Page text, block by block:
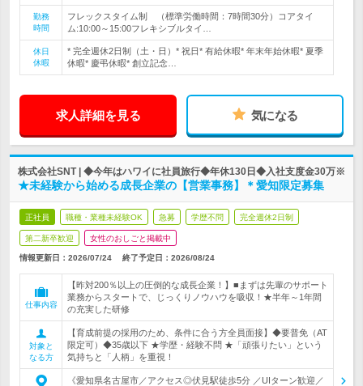
勤務
時間
フレックスタイム制 （標準労働時間：7時間30分）コアタイ
ム:10:00～15:00フレキシブルタイ…
休日
休暇
* 完全週休2日制（土・日）* 祝日* 有給休暇* 年末年始休暇* 夏季
休暇* 慶弔休暇* 創立記念…
求人詳細を見る 気になる
株式会社SNT | ◆今年はハワイに社員旅行◆年休130日◆入社支度金30万※
★未経験から始める成長企業の【営業事務】＊愛知限定募集
正社員 職種・業種未経験OK 急募 学歴不問 完全週休2日制
第二新卒歓迎 女性のおしごと掲載中
情報更新日：2026/07/24 終了予定日： 2026/08/24
仕事内容
【昨対200％以上の圧倒的な成長企業！】■まずは先輩のサポート
業務からスタートで、じっくりノウハウを吸収！★半年～1年間
の充実した研修
対象と
なる方
【育成前提の採用のため、条件に合う方全員面接】◆要普免（AT
限定可）◆35歳以下 ★学歴・経験不問 ★「頑張りたい」という
気持ちと「人柄」を重視！
《愛知県名古屋市／アクセス◎伏見駅徒歩5分 ／UIターン歓迎／